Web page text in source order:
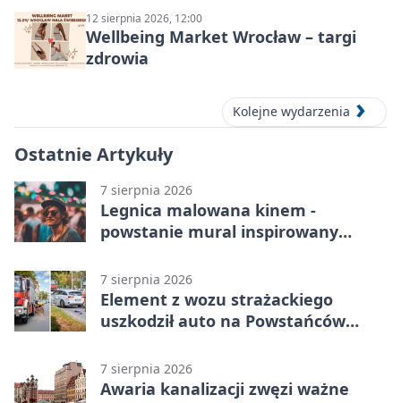
12 sierpnia 2026, 12:00
Wellbeing Market Wrocław – targi
zdrowia
Kolejne wydarzenia
Ostatnie Artykuły
7 sierpnia 2026
Legnica malowana kinem -
powstanie mural inspirowany
7 sierpnia 2026
Element z wozu strażackiego
uszkodził auto na Powstańców
7 sierpnia 2026
Awaria kanalizacji zwęzi ważne